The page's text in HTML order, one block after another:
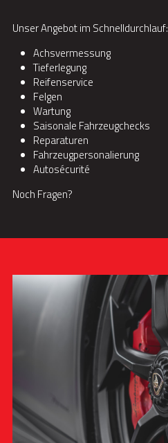
Unser Angebot im Schnelldurchlauf:
Achsvermessung
Tieferlegung
Reifenservice
Felgen
Wartung
Saisonale Fahrzeugchecks
Reparaturen
Fahrzeugpersonalierung
Autosécurité
Noch Fragen?